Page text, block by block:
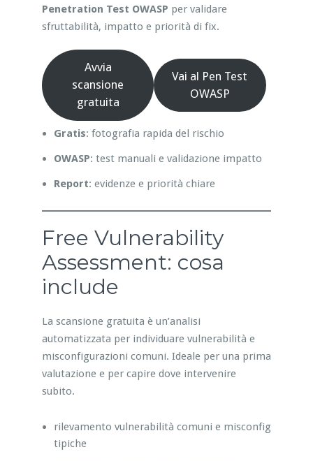
Penetration Test OWASP per validare
sfruttabilità, impatto e priorità di fix.
Avvia
scansione
gratuita
Vai al Pen Test
OWASP
Gratis: fotografia rapida del rischio
OWASP: test manuali e validazione impatto
Report: evidenze e priorità chiare
Free Vulnerability
Assessment: cosa
include
La scansione gratuita è un’analisi
automatizzata per individuare vulnerabilità e
misconfigurazioni comuni. Ideale per una prima
valutazione e per capire dove intervenire
subito.
rilevamento vulnerabilità comuni e misconfig
tipiche